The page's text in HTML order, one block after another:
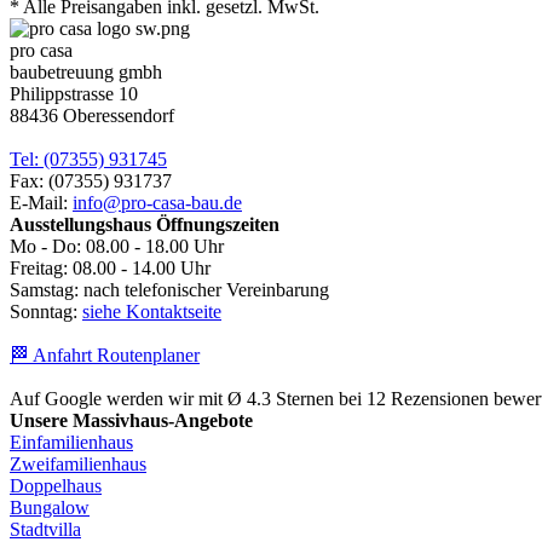
* Alle Preisangaben inkl. gesetzl. MwSt.
pro casa
baubetreuung gmbh
Philippstrasse 10
88436 Oberessendorf
Tel: (07355) 931745
Fax: (07355) 931737
E-Mail: info@pro-casa-bau.de
Ausstellungshaus Öffnungszeiten
Mo - Do: 08.00 - 18.00 Uhr
Freitag: 08.00 - 14.00 Uhr
Samstag: nach telefonischer Vereinbarung
Sonntag: siehe Kontaktseite
🏁 Anfahrt Routenplaner
Auf Google werden wir mit Ø 4.3 Sternen bei 12 Rezensionen
Unsere Massivhaus-Angebote
Einfamilienhaus
Zweifamilienhaus
Doppelhaus
Bungalow
Stadtvilla